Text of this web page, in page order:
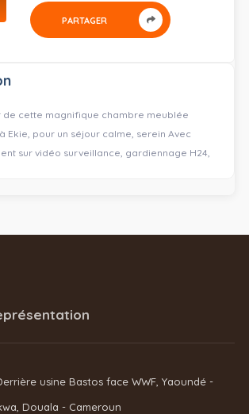
PARTAGER
cette magnifique chambre meublée
Ekie, pour un séjour calme, serein Avec
sur vidéo surveillance, gardiennage H24,
usine Bastos face WWF, Yaoundé -
Douala - Cameroun